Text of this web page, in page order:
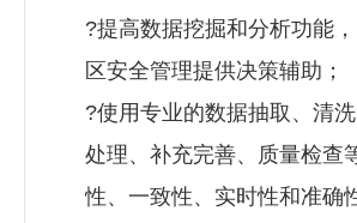
?提高数据挖掘和分析功能
区安全管理提供决策辅助；
?使用专业的数据抽取、清
处理、补充完善、质量检查
性、一致性、实时性和准确